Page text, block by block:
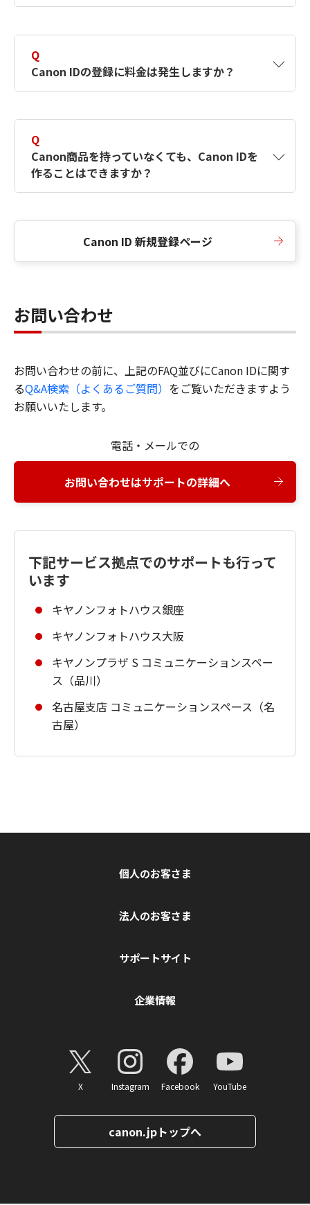
択したサービスから取得します。アカウントを
簡単に作成できるように、この情報を使用して
Canon IDの登録フォームを入力します。
Q
Canon IDの登録に料金は発生しますか？
Q
Canon商品を持っていなくても、Canon IDを
作ることはできますか？
Canon ID 新規登録ページ
お問い合わせ
お問い合わせの前に、上記のFAQ並びにCanon IDに関す
るQ&A検索（よくあるご質問） をご覧いただきますよう
お願いいたします。
電話・メールでの
お問い合わせはサポートの詳細へ
下記サービス拠点でのサポートも行って
います
キヤノンフォトハウス銀座
キヤノンフォトハウス大阪
キヤノンプラザ S コミュニケーションスペー
ス（品川）
名古屋支店 コミュニケーションスペース（名
古屋）
個人のお客さま
法人のお客さま
サポートサイト
企業情報
X Instagram Facebook YouTube
canon.jpトップへ